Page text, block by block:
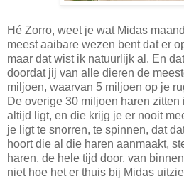
Hé Zorro, weet je wat Midas
meest aaibare wezen bent dat er
maar dat wist ik natuurlijk al. En
doordat jij van alle dieren de
miljoen, waarvan 5 miljoen op je
De overige 30 miljoen haren
altijd ligt, en die krijg je er nooit
je ligt te snorren, te spinnen, dat
hoort die al die haren aanmaakt,
haren, de hele tijd door, van
niet hoe het er thuis bij Midas